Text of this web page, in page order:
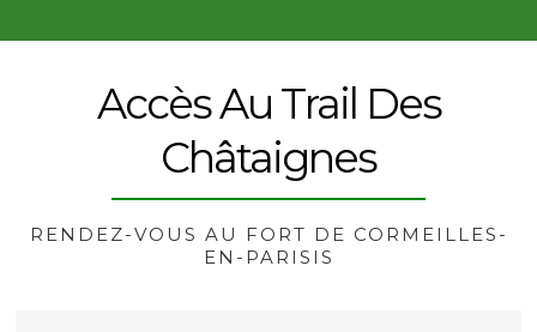
Accès Au Trail Des
Châtaignes
RENDEZ-VOUS AU FORT DE CORMEILLES-
EN-PARISIS